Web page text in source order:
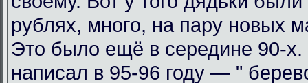
рублях, много, на пару новых
Это было ещё в середине 90-х.
написал в 95-96 году — "